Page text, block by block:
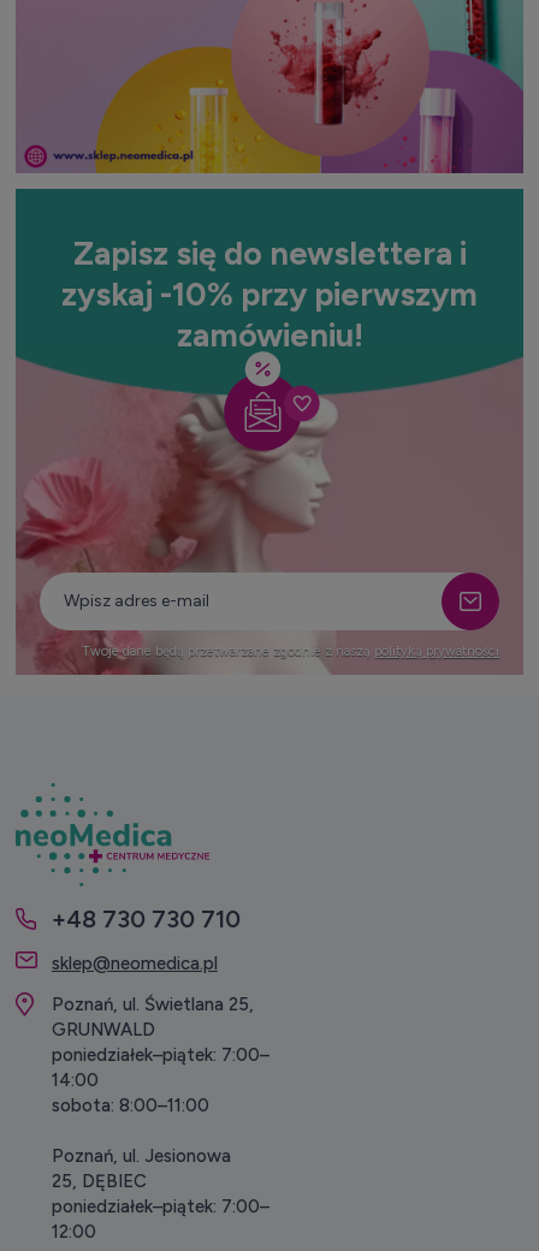
Zapisz się do newslettera i
zyskaj -10% przy pierwszym
zamówieniu!
Twoje dane będą przetwarzane zgodnie z naszą polityką prywatności
+48 730 730 710
sklep@neomedica.pl
Poznań, ul. Świetlana 25,
GRUNWALD
poniedziałek–piątek: 7:00–
14:00
sobota: 8:00–11:00
Poznań, ul. Jesionowa
25, DĘBIEC
poniedziałek–piątek: 7:00–
12:00